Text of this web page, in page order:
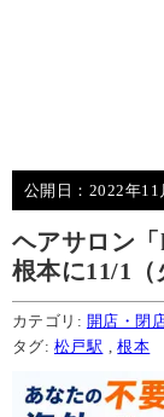
公開日： 2022年11
ヘアサロン
根本に11/1
カテゴリ: 開店・閉
タグ: 松戸駅 ,根本